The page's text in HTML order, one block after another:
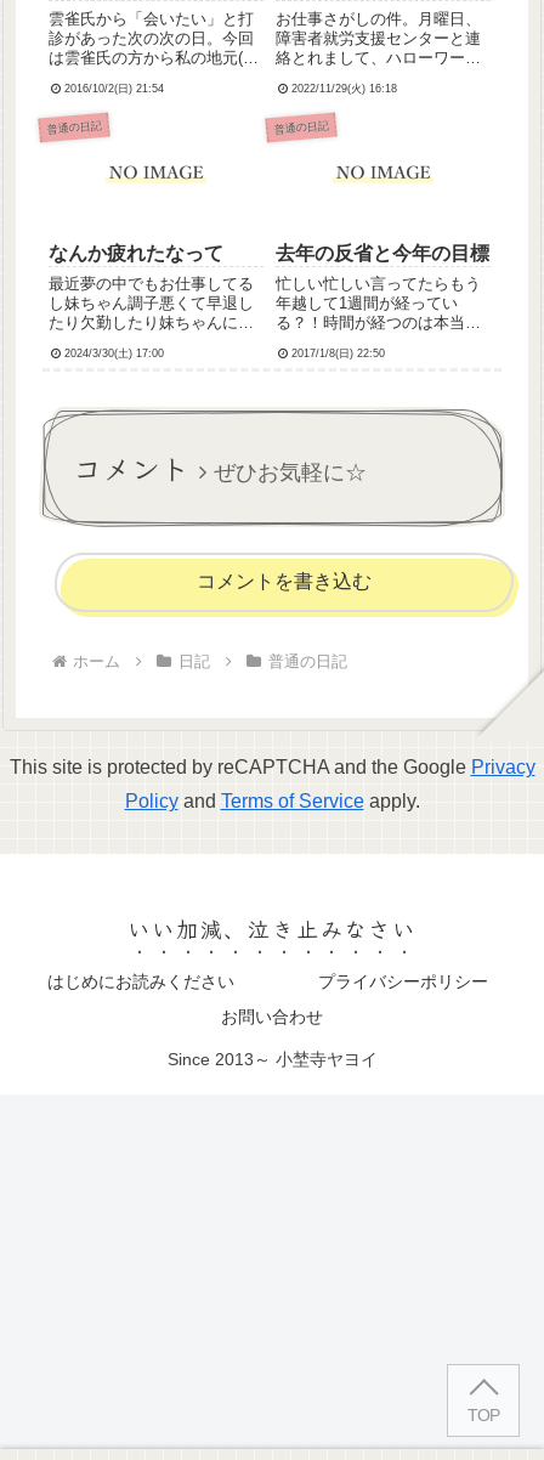
雲雀氏から「会いたい」と打
診があった次の次の日。今回
は雲雀氏の方から私の地元(沿
雲雀氏、何かあったみたい
で、「ヤヨイと会っていろい
ろ話したかった」らしい。と
ルをぶらつきながら語らおう
2016/10/2(日) 21:54
お仕事さがしの件。月曜日、
障害者就労支援センターと連
絡とれまして、ハローワーク
して動いてくださることにな
り、とりあえずは就労支援員
の方からの連絡待ちです。ど
て感じです。良い方向に向か
2022/11/29(火) 16:18
普通の日記
なんか疲れたなって
最近夢の中でもお仕事してる
し妹ちゃん調子悪くて早退し
たり欠勤したり妹ちゃんに引
なんか疲れたなって職場のみ
2024/3/30(土) 17:00
普通の日記
去年の反省と今年の目標
忙しい忙しい言ってたらもう
年越して1週間が経ってい
る？！時間が経つのは本当に
ログを閲覧してくださってい
す。はてさて毎年恒例の今年
ら...
2017/1/8(日) 22:50
コメント ぜひお気軽に☆
コメントを書き込む
ホーム 日記 普通の日記
This site is protected by reCAPTCHA and the Google Privacy
Policyand Terms of Serviceapply.
いい加減、泣き止みなさい
はじめにお読みください
プライバシーポリシー
お問い合わせ
Since 2013～ 小埜寺ヤヨイ
TOP